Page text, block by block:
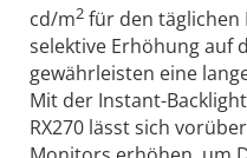
cd/m2 für den täglichen
selektive Erhöhung auf
gewährleisten eine
Mit der Instant-
RX270 lässt sich